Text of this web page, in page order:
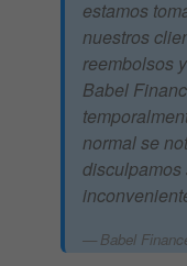
estamos
nuestros
reembolsos
Babel
normal se
disculpamos
Babel